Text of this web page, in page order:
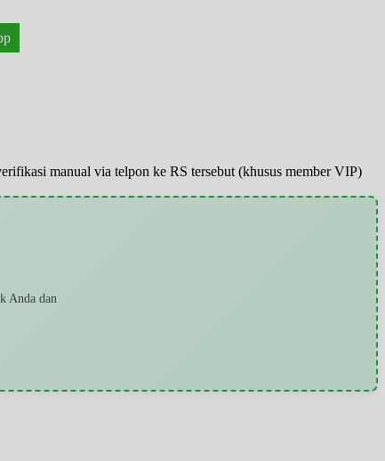
manual via telpon ke RS tersebut (khusus member VIP)
Anda dan